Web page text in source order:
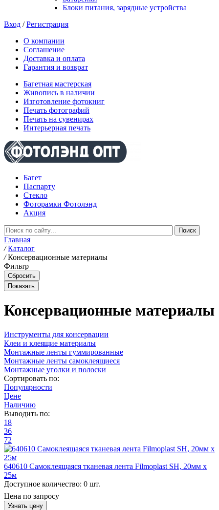
Блоки питания, зарядные устройства
Вход /Регистрация
О компании
Соглашение
Доставка и оплата
Гарантия и возврат
Багетная мастерская
Живопись в наличии
Изготовление фотокниг
Печать фотографий
Печать на сувенирах
Интерьерная печать
Багет
Паспарту
Стекло
Фоторамки Фотолэнд
Акция
Главная
/ Каталог
/ Консервационные материалы
Фильтр
Консервационные материалы
Инструменты для консервации
Клеи и клеящие материалы
Монтажные ленты гуммированные
Монтажные ленты самоклеящиеся
Монтажные уголки и полоски
Сортировать по:
Популярности
Цене
Наличию
Выводить по:
18
36
72
640610 Самоклеящаяся тканевая лента Filmoplast SH, 20мм х
25м
Доступное количество: 0 шт.
Цена по запросу
Узнать цену